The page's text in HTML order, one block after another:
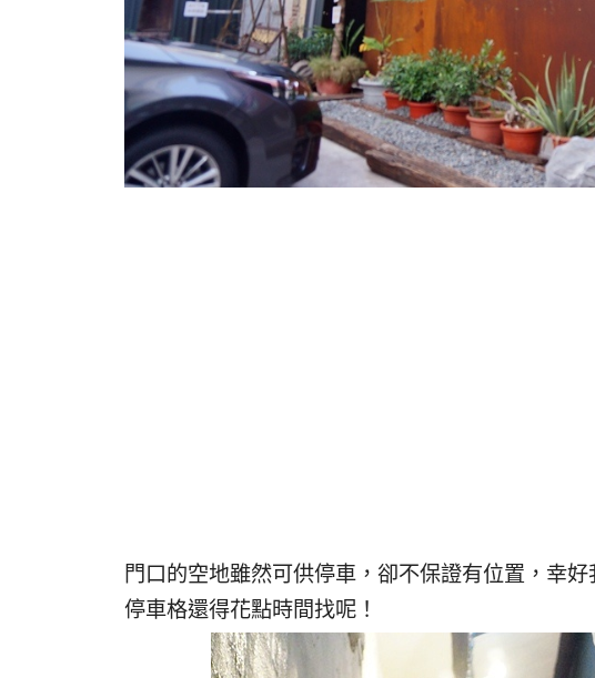
門口的空地雖然可供停車，卻不保證有位置，幸
停車格還得花點時間找呢！